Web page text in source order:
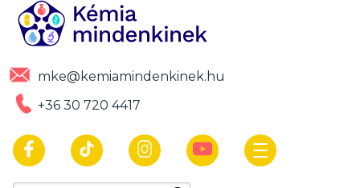
mke@kemiamindenkinek.hu
+36 30 720 4417